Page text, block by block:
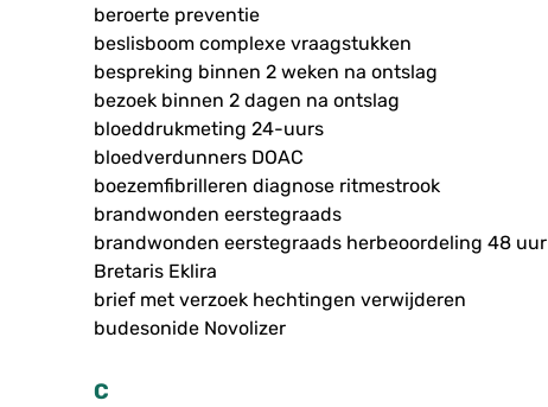
beroerte preventie
beslisboom complexe vraagstukken
bespreking binnen 2 weken na ontslag
bezoek binnen 2 dagen na ontslag
bloeddrukmeting 24-uurs
bloedverdunners DOAC
boezemfibrilleren diagnose ritmestrook
brandwonden eerstegraads
brandwonden eerstegraads herbeoordeling 48 uur
Bretaris Eklira
brief met verzoek hechtingen verwijderen
budesonide Novolizer
C